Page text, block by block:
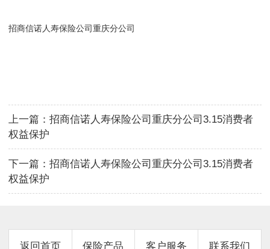
招商信诺人寿保险公司重庆分公司
上一篇： 招商信诺人寿保险公司重庆分公司3.15消费者
权益保护
下一篇： 招商信诺人寿保险公司重庆分公司3.15消费者
权益保护
返回首页 保险产品 客户服务 联系我们